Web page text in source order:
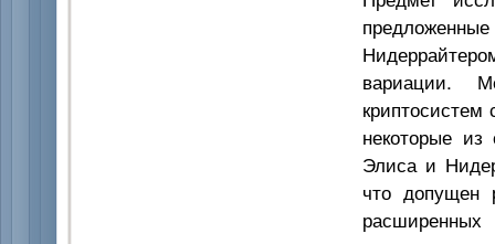
вариации.
некоторые из
Элиса и
что допущен